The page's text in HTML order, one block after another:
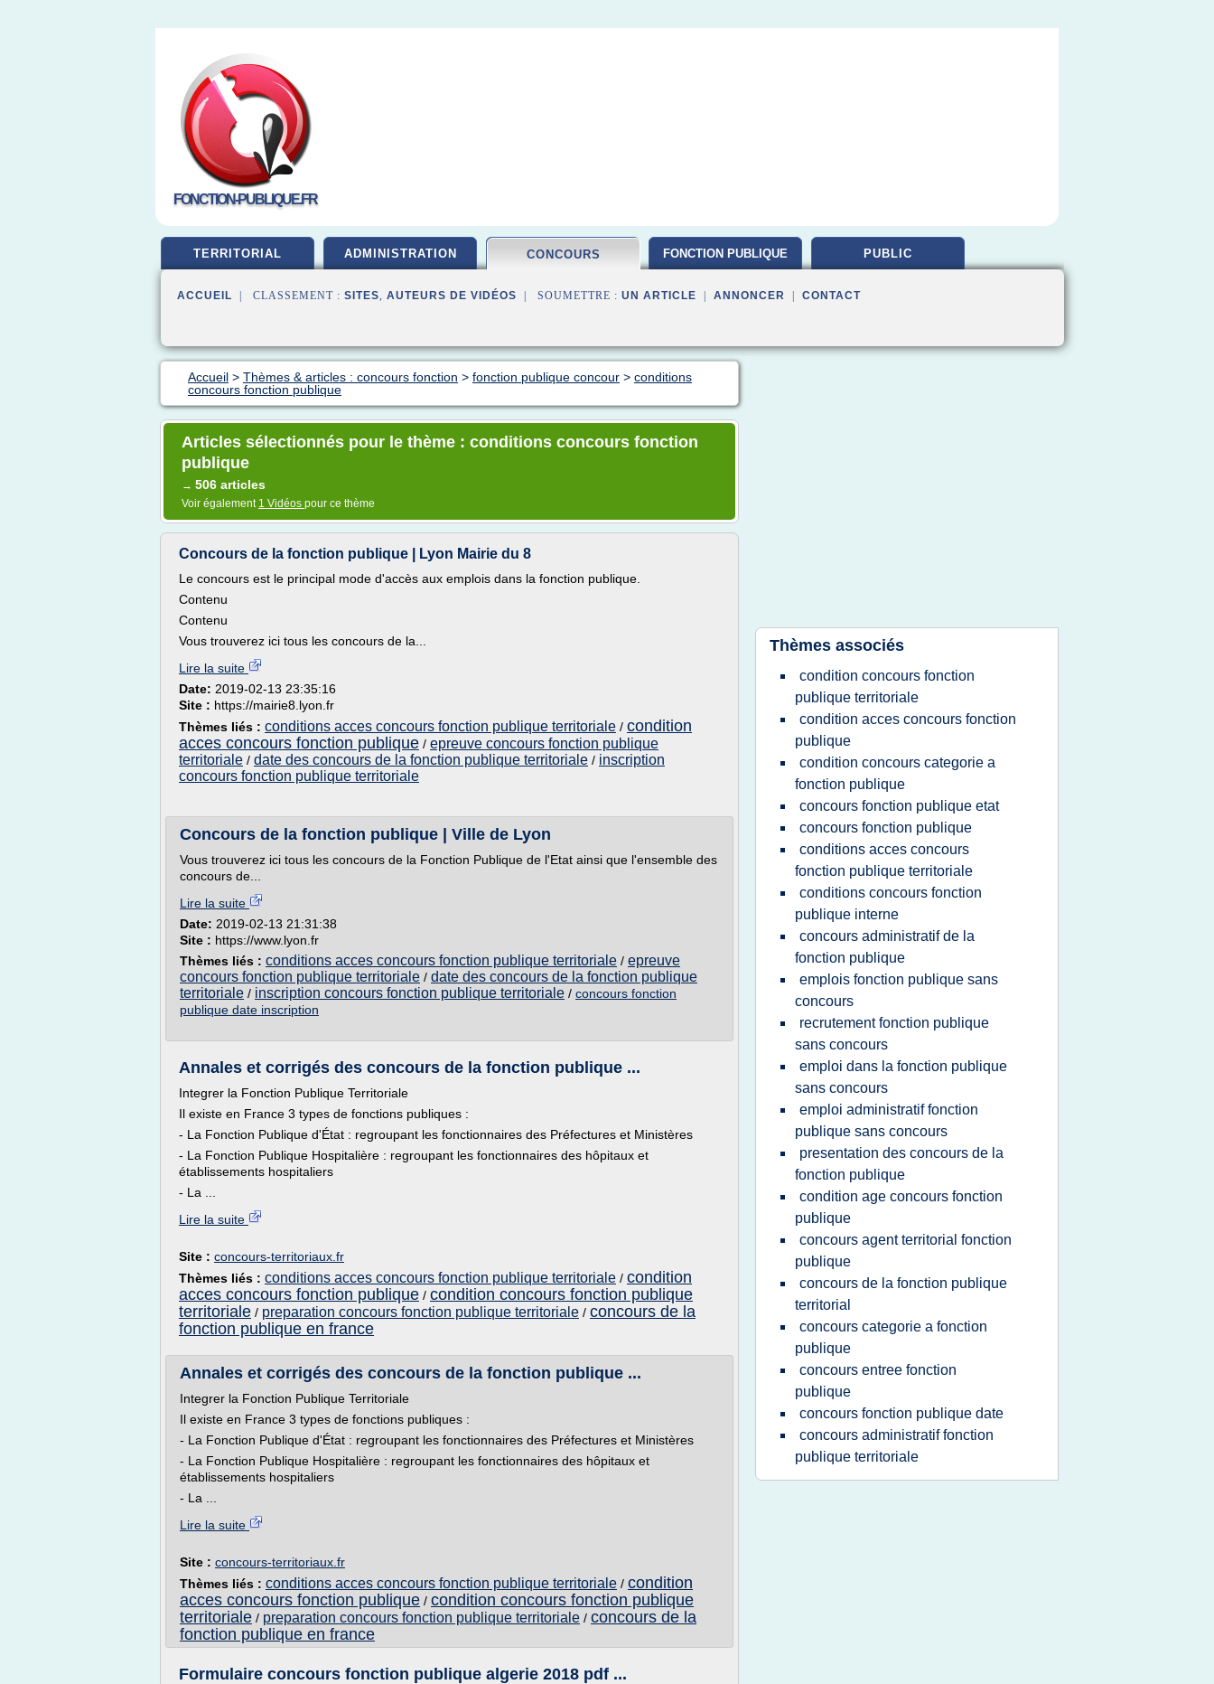
FONCTION-PUBLIQUE.FR
TERRITORIAL ADMINISTRATION CONCOURS FONCTION PUBLIQUE PUBLIC
ACCUEIL | CLASSEMENT : SITES, AUTEURS DE VIDÉOS | SOUMETTRE : UN ARTICLE ANNONCER CONTACT
Accueil > Thèmes & articles : concours fonction > fonction publique concour > conditions
concours fonction publique
Articles sélectionnés pour le thème : conditions concours fonction
publique
→ 506 articles
Voir également 1 Vidéos pour ce thème
Concours de la fonction publique | Lyon Mairie du 8
Le concours est le principal mode d'accès aux emplois dans la fonction publique.
Contenu
Contenu
Vous trouverez ici tous les concours de la...
Lire la suite
Date: 2019-02-13 23:35:16
Site : https://mairie8.lyon.fr
Thèmes liés : conditions acces concours fonction publique territoriale / condition
acces concours fonction publique / epreuve concours fonction publique
territoriale / date des concours de la fonction publique territoriale / inscription
concours fonction publique territoriale
Concours de la fonction publique | Ville de Lyon
Vous trouverez ici tous les concours de la Fonction Publique de l'Etat ainsi que l'ensemble des
concours de...
Lire la suite
Date: 2019-02-13 21:31:38
Site : https://www.lyon.fr
Thèmes liés : conditions acces concours fonction publique territoriale / epreuve
concours fonction publique territoriale / date des concours de la fonction publique
territoriale / inscription concours fonction publique territoriale / concours fonction
publique date inscription
Annales et corrigés des concours de la fonction publique ...
Integrer la Fonction Publique Territoriale
Il existe en France 3 types de fonctions publiques :
- La Fonction Publique d'État : regroupant les fonctionnaires des Préfectures et Ministères
- La Fonction Publique Hospitalière : regroupant les fonctionnaires des hôpitaux et
établissements hospitaliers
- La ...
Lire la suite
Site : concours-territoriaux.fr
Thèmes liés : conditions acces concours fonction publique territoriale / condition
acces concours fonction publique / condition concours fonction publique
territoriale / preparation concours fonction publique territoriale / concours de la
fonction publique en france
Annales et corrigés des concours de la fonction publique ...
Integrer la Fonction Publique Territoriale
Il existe en France 3 types de fonctions publiques :
- La Fonction Publique d'État : regroupant les fonctionnaires des Préfectures et Ministères
- La Fonction Publique Hospitalière : regroupant les fonctionnaires des hôpitaux et
établissements hospitaliers
- La ...
Lire la suite
Site : concours-territoriaux.fr
Thèmes liés : conditions acces concours fonction publique territoriale / condition
acces concours fonction publique / condition concours fonction publique
territoriale / preparation concours fonction publique territoriale / concours de la
fonction publique en france
Formulaire concours fonction publique algerie 2018 pdf ...
Thèmes associés
condition concours fonction
publique territoriale
condition acces concours fonction
publique
condition concours categorie a
fonction publique
concours fonction publique etat
concours fonction publique
conditions acces concours
fonction publique territoriale
conditions concours fonction
publique interne
concours administratif de la
fonction publique
emplois fonction publique sans
concours
recrutement fonction publique
sans concours
emploi dans la fonction publique
sans concours
emploi administratif fonction
publique sans concours
presentation des concours de la
fonction publique
condition age concours fonction
publique
concours agent territorial fonction
publique
concours de la fonction publique
territorial
concours categorie a fonction
publique
concours entree fonction
publique
concours fonction publique date
concours administratif fonction
publique territoriale